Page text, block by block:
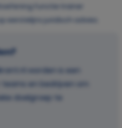
worden is een
en bedrijven om
doelgroep te